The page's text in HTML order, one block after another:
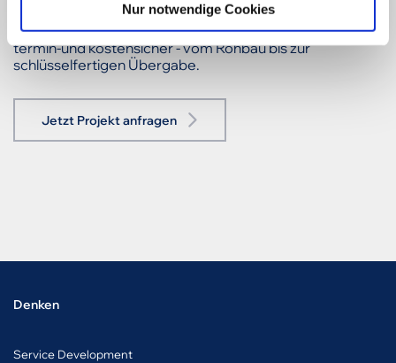
Nur notwendige Cookies
Wirtschaftlichkeit und Wohnkomfort müssen kein
Widerspruch sein. Wir realisieren Ihren Wohnungsbau
termin-und kostensicher - vom Rohbau bis zur
schlüsselfertigen Übergabe.
Jetzt Projekt anfragen
Denken
Service Development